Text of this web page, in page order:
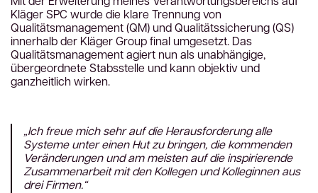
Kläger SPC wurde die klare Trennung von
Qualitätsmanagement (QM) und Qualitätssicherung (QS)
innerhalb der Kläger Group final umgesetzt. Das
Qualitätsmanagement agiert nun als unabhängige,
übergeordnete Stabsstelle und kann objektiv und
ganzheitlich wirken.
„Ich freue mich sehr auf die Herausforderung alle
Systeme unter einen Hut zu bringen, die kommenden
Veränderungen und am meisten auf die inspirierende
Zusammenarbeit mit den Kollegen und Kolleginnen aus
drei Firmen.“